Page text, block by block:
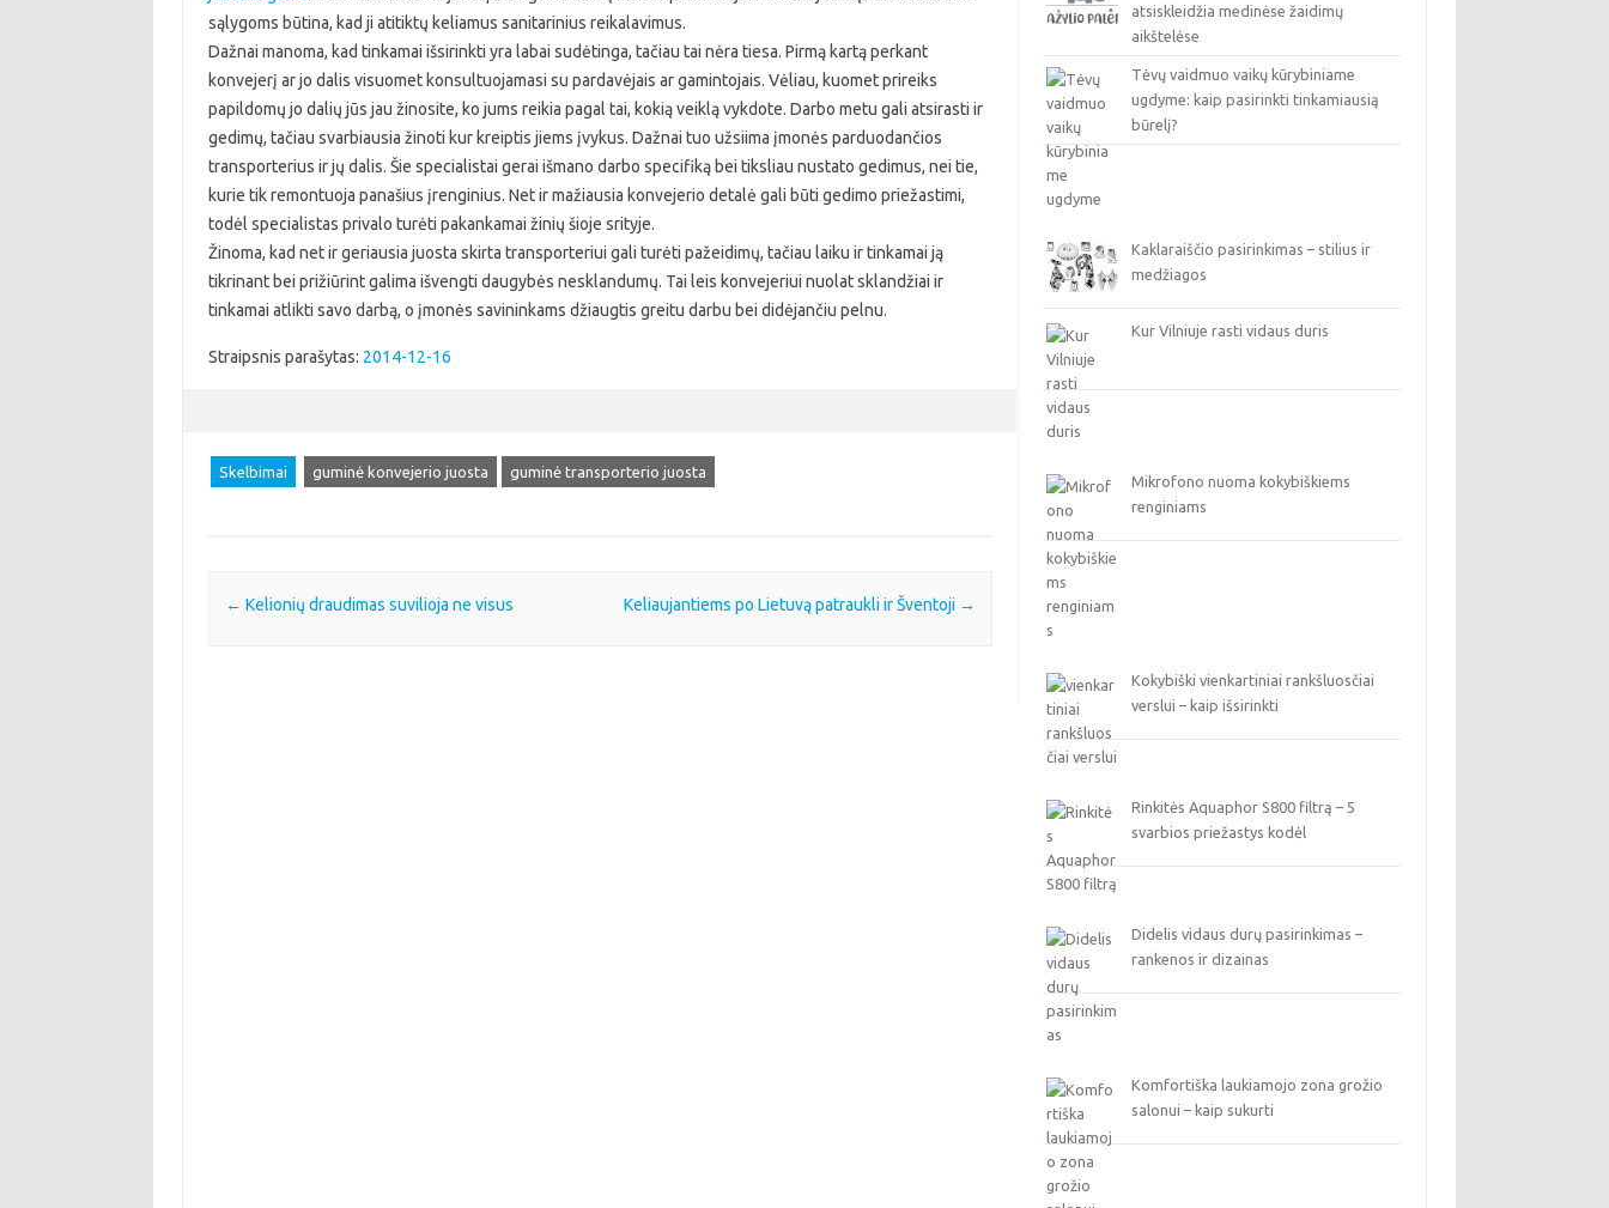
sąlygoms būtina, kad ji atitiktų keliamus sanitarinius reikalavimus.
Dažnai manoma, kad tinkamai išsirinkti yra labai sudėtinga, tačiau tai nėra tiesa. Pirmą kartą perkant
konvejerį ar jo dalis visuomet konsultuojamasi su pardavėjais ar gamintojais. Vėliau, kuomet prireiks
papildomų jo dalių jūs jau žinosite, ko jums reikia pagal tai, kokią veiklą vykdote. Darbo metu gali atsirasti ir
gedimų, tačiau svarbiausia žinoti kur kreiptis jiems įvykus. Dažnai tuo užsiima įmonės parduodančios
transporterius ir jų dalis. Šie specialistai gerai išmano darbo specifiką bei tiksliau nustato gedimus, nei tie,
kurie tik remontuoja panašius įrenginius. Net ir mažiausia konvejerio detalė gali būti gedimo priežastimi,
todėl specialistas privalo turėti pakankamai žinių šioje srityje.
Žinoma, kad net ir geriausia juosta skirta transporteriui gali turėti pažeidimų, tačiau laiku ir tinkamai ją
tikrinant bei prižiūrint galima išvengti daugybės nesklandumų. Tai leis konvejeriui nuolat sklandžiai ir
tinkamai atlikti savo darbą, o įmonės savininkams džiaugtis greitu darbu bei didėjančiu pelnu.
Straipsnis parašytas: 2014-12-16
Skelbimai guminė konvejerio juosta guminė transporterio juosta
Post navigation
← Kelionių draudimas suvilioja ne visus Keliaujantiems po Lietuvą patraukli ir Šventoji →
atsiskleidžia medinėse žaidimų
aikštelėse
Tėvų vaidmuo vaikų kūrybiniame
ugdyme: kaip pasirinkti tinkamiausią
būrelį?
Kaklaraiščio pasirinkimas – stilius ir
medžiagos
Kur Vilniuje rasti vidaus duris
Mikrofono nuoma kokybiškiems
renginiams
Kokybiški vienkartiniai rankšluosčiai
verslui – kaip išsirinkti
Rinkitės Aquaphor S800 filtrą – 5
svarbios priežastys kodėl
Didelis vidaus durų pasirinkimas –
rankenos ir dizainas
Komfortiška laukiamojo zona grožio
salonui – kaip sukurti